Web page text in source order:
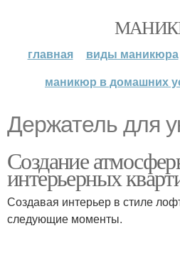
главная виды маникюра
маникюр в домашних
Держатель для
Создание
интерьерных
Создавая интерьер в стиле
следующие моменты.